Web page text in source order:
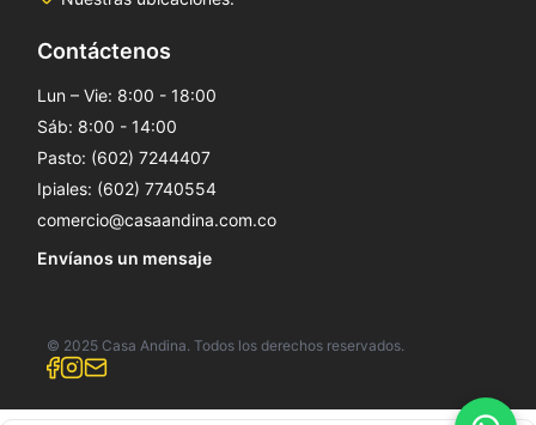
Contáctenos
Lun – Vie: 8:00 - 18:00
Sáb: 8:00 - 14:00
Pasto: (602) 7244407
Ipiales: (602) 7740554
comercio@casaandina.com.co
Envíanos un mensaje
© 2025 Casa Andina. Todos los derechos reservados.